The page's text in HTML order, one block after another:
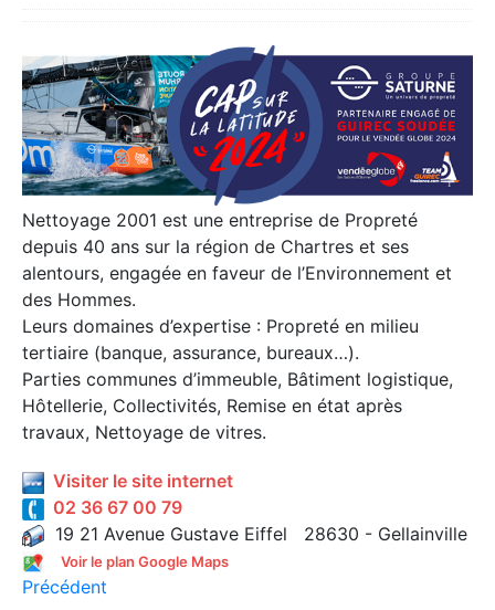
Nettoyage 2001 est une entreprise de Propreté
depuis 40 ans sur la région de Chartres et ses
alentours, engagée en faveur de l’Environnement et
des Hommes.
Leurs domaines d’expertise : Propreté en milieu
tertiaire (banque, assurance, bureaux…).
Parties communes d’immeuble, Bâtiment logistique,
Hôtellerie, Collectivités, Remise en état après
travaux, Nettoyage de vitres.
Visiter le site internet
02 36 67 00 79
19 21 Avenue Gustave Eiffel 28630 - Gellainville
Voir le plan Google Maps
Précédent